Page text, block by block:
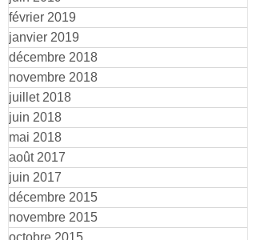
février 2019
janvier 2019
décembre 2018
novembre 2018
juillet 2018
juin 2018
mai 2018
août 2017
juin 2017
décembre 2015
novembre 2015